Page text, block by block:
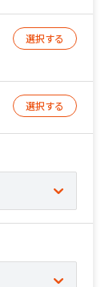
選択する
選択する